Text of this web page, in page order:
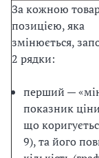
За кожною
позицією, яка
змінюється,
2 рядки:
перший —
показник
що
9), та його